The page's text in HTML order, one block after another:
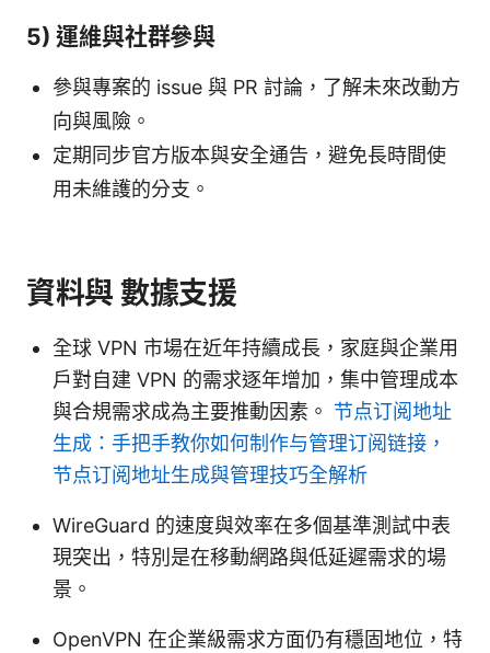
5) 運維與社群參與
參與專案的 issue 與 PR 討論，了解未來改動方
向與風險。
定期同步官方版本與安全通告，避免長時間使
用未維護的分支。
資料與 數據支援
全球 VPN 市場在近年持續成長，家庭與企業用
戶對自建 VPN 的需求逐年增加，集中管理成本
與合規需求成為主要推動因素。 节点订阅地址
生成：手把手教你如何制作与管理订阅链接，
节点订阅地址生成與管理技巧全解析
WireGuard 的速度與效率在多個基準測試中表
現突出，特別是在移動網路與低延遲需求的場
景。
OpenVPN 在企業級需求方面仍有穩固地位，特